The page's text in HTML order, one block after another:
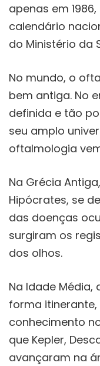
apenas em
calendário
do Ministério da
No mundo, o
bem antiga. No
definida e tão
seu amplo
oftalmologia
Na Grécia
Hipócrates, se
das doenças
surgiram os
dos olhos.
Na Idade
forma
conhecimento
que Kepler,
avançaram na